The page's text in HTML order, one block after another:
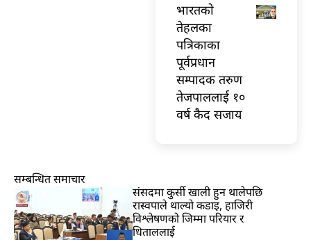
भारतकाे
तेहलका
पत्रिकाका
पूर्वप्रधान
सम्पादक तरुण
तेजपाललाई १०
वर्ष कैद सजाय
सम्बन्धित समाचार
संसदमा कुर्सी खाली हुन थालेपछि
रास्वपाले थाल्यो कडाइ, हाजिरी
विश्लेषणको जिम्मा परियार र
धिताललाई